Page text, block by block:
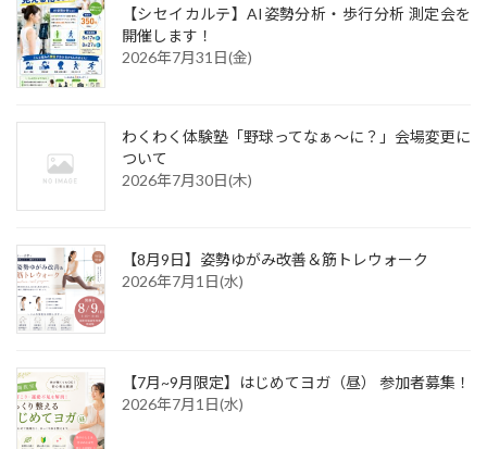
【シセイカルテ】AI姿勢分析・歩行分析 測定会を
開催します！
2026年7月31日(金)
わくわく体験塾「野球ってなぁ～に？」会場変更に
ついて
2026年7月30日(木)
【8月9日】姿勢ゆがみ改善＆筋トレウォーク
2026年7月1日(水)
【7月~9月限定】はじめてヨガ（昼） 参加者募集！
2026年7月1日(水)